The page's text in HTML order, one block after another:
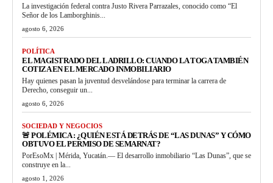
La investigación federal contra Justo Rivera Parrazales, conocido como “El
Señor de los Lamborghinis...
agosto 6, 2026
POLÍTICA
EL MAGISTRADO DEL LADRILLO: CUANDO LA TOGA TAMBIÉN
COTIZA EN EL MERCADO INMOBILIARIO
Hay quienes pasan la juventud desvelándose para terminar la carrera de
Derecho, conseguir un...
agosto 6, 2026
SOCIEDAD Y NEGOCIOS
🚨 POLÉMICA : ¿QUIÉN ESTÁ DETRÁS DE “LAS DUNAS” Y CÓMO
OBTUVO EL PERMISO DE SEMARNAT?
PorEsoMx | Mérida, Yucatán.— El desarrollo inmobiliario “Las Dunas”, que se
construye en la...
agosto 1, 2026